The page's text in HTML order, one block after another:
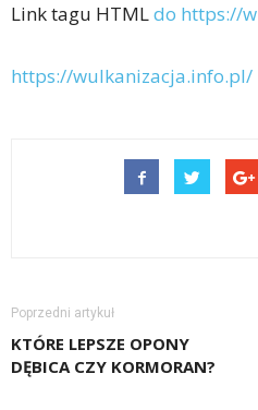
Link tagu HTMLdo https://
https://wulkanizacja.info.pl/
Poprzedni artykuł
KTÓRE LEPSZE OPONY
DĘBICA CZY KORMORAN?